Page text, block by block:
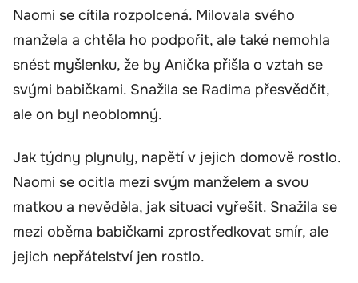
Naomi se cítila rozpolcená. Milovala svého
manžela a chtěla ho podpořit, ale také nemohla
snést myšlenku, že by Anička přišla o vztah se
svými babičkami. Snažila se Radima přesvědčit,
ale on byl neoblomný.
Jak týdny plynuly, napětí v jejich domově rostlo.
Naomi se ocitla mezi svým manželem a svou
matkou a nevěděla, jak situaci vyřešit. Snažila se
mezi oběma babičkami zprostředkovat smír, ale
jejich nepřátelství jen rostlo.